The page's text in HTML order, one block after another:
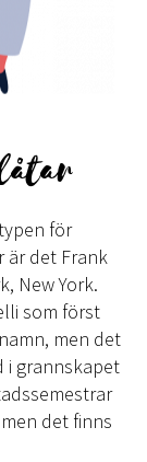
för
är det Frank
New York.
som först
men det
i grannskapet
det finns